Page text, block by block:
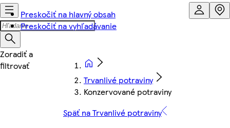
Preskočiť na hlavný obsah
Preskočiť na vyhľadávanie
Trvanlivé potraviny
Konzervované potraviny
Späť na Trvanlivé potraviny